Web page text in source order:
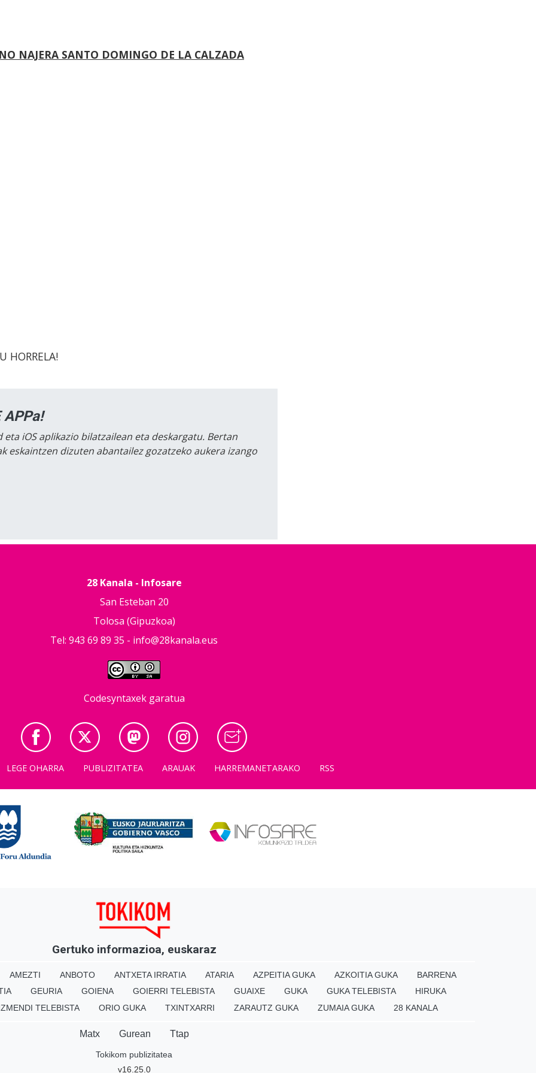
NAJERA SANTO DOMINGO DE LA CALZADA
HORRELA!
APPa!
iOS aplikazio bilatzailean eta deskargatu. Bertan
eskaintzen dizuten abantailez gozatzeko aukera izango
28 Kanala - Infosare
San Esteban 20
Tolosa (Gipuzkoa)
Tel: 943 69 89 35 - info@28kanala.eus
Codesyntaxek garatua
LEGE OHARRA PUBLIZITATEA ARAUAK HARREMANETARAKO RSS
Gertuko informazioa, euskaraz
AMEZTI ANBOTO ANTXETA IRRATIA ATARIA AZPEITIA GUKA AZKOITIA GUKA
BARRENA
GEURIA GOIENA GOIERRI TELEBISTA GUAIXE GUKA GUKA TELEBISTA
HIRUKA
TELEBISTA ORIO GUKA TXINTXARRI ZARAUTZ GUKA ZUMAIA GUKA 28 KANALA
Matx Gurean Ttap
Tokikom publizitatea
v16.25.0